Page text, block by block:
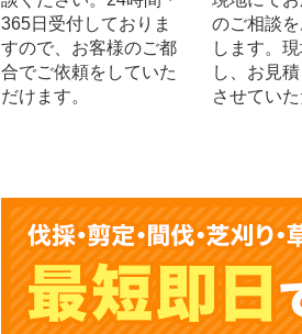
365日受付しておりま
すので、お客様のご都
合でご依頼をしていた
だけます。
のご相談
します。
し、お見
させていた